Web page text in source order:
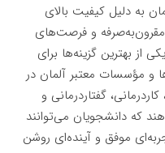
به دلیل کیفیت بالای
مقرون‌به‌صرفه و فرصت‌های
از بهترین گزینه‌ها برای
و مؤسسات معتبر آلمان در
گفتاردرمانی و
که دانشجویان می‌توانند
موفق و آینده‌ای روشن